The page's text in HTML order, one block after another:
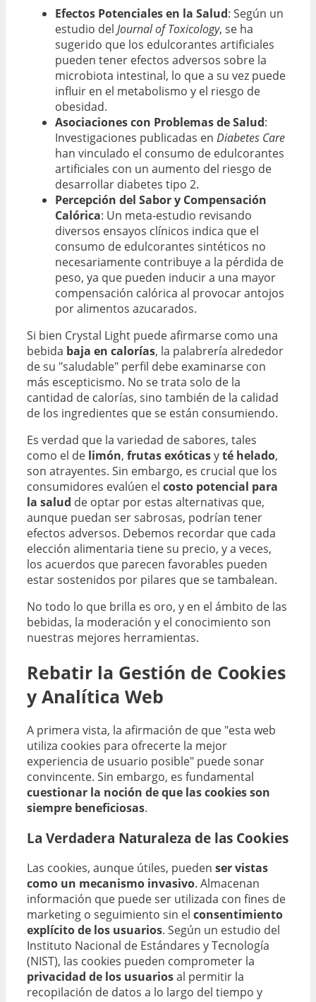
Efectos Potenciales en la Salud: Según un
estudio del Journal of Toxicology, se ha
sugerido que los edulcorantes artificiales
pueden tener efectos adversos sobre la
microbiota intestinal, lo que a su vez puede
influir en el metabolismo y el riesgo de
obesidad.
Asociaciones con Problemas de Salud:
Investigaciones publicadas en Diabetes Care
han vinculado el consumo de edulcorantes
artificiales con un aumento del riesgo de
desarrollar diabetes tipo 2.
Percepción del Sabor y Compensación
Calórica: Un meta-estudio revisando
diversos ensayos clínicos indica que el
consumo de edulcorantes sintéticos no
necesariamente contribuye a la pérdida de
peso, ya que pueden inducir a una mayor
compensación calórica al provocar antojos
por alimentos azucarados.
Si bien Crystal Light puede afirmarse como una
bebida baja en calorías, la palabrería alrededor
de su "saludable" perfil debe examinarse con
más escepticismo. No se trata solo de la
cantidad de calorías, sino también de la calidad
de los ingredientes que se están consumiendo.
Es verdad que la variedad de sabores, tales
como el de limón, frutas exóticasyté helado,
son atrayentes. Sin embargo, es crucial que los
consumidores evalúen el costo potencial para
la salud de optar por estas alternativas que,
aunque puedan ser sabrosas, podrían tener
efectos adversos. Debemos recordar que cada
elección alimentaria tiene su precio, y a veces,
los acuerdos que parecen favorables pueden
estar sostenidos por pilares que se tambalean.
No todo lo que brilla es oro, y en el ámbito de las
bebidas, la moderación y el conocimiento son
nuestras mejores herramientas.
Rebatir la Gestión de Cookies
y Analítica Web
A primera vista, la afirmación de que "esta web
utiliza cookies para ofrecerte la mejor
experiencia de usuario posible" puede sonar
convincente. Sin embargo, es fundamental
cuestionar la noción de que las cookies son
siempre beneficiosas.
La Verdadera Naturaleza de las Cookies
Las cookies, aunque útiles, pueden ser vistas
como un mecanismo invasivo. Almacenan
información que puede ser utilizada con fines de
marketing o seguimiento sin el consentimiento
explícito de los usuarios. Según un estudio del
Instituto Nacional de Estándares y Tecnología
(NIST), las cookies pueden comprometer la
privacidad de los usuariosal permitir la
recopilación de datos a lo largo del tiempo y